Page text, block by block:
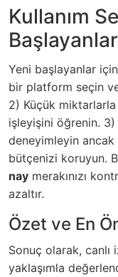
Kullanım
Yeni başlayanlar
bir platform seçin
2) Küçük miktarlarla
işleyişini öğrenin. 3)
deneyimleyin ancak
bütçenizi koruyun.
nay merakınızı
azaltır.
Özet ve En
Sonuç olarak,
yaklaşımla